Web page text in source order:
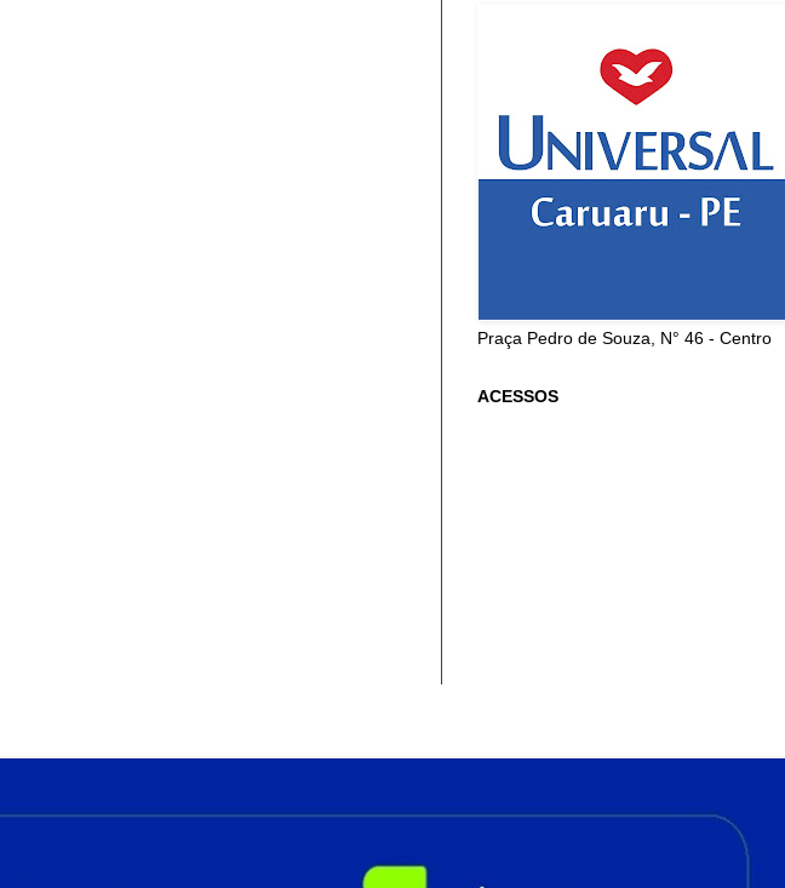
Praça Pedro de Souza, N° 46 - Centro
ACESSOS